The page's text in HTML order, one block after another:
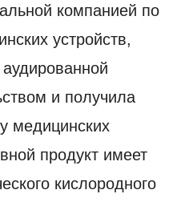
компанией по
устройств,
и получила
медицинских
продукт имеет
кислородного